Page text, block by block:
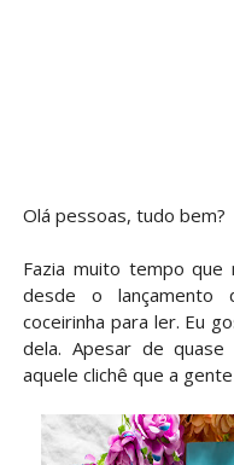
Olá pessoas, tudo bem?
Fazia muito tempo que
desde o lançamento
coceirinha para ler. Eu
dela. Apesar de
aquele clichê que a